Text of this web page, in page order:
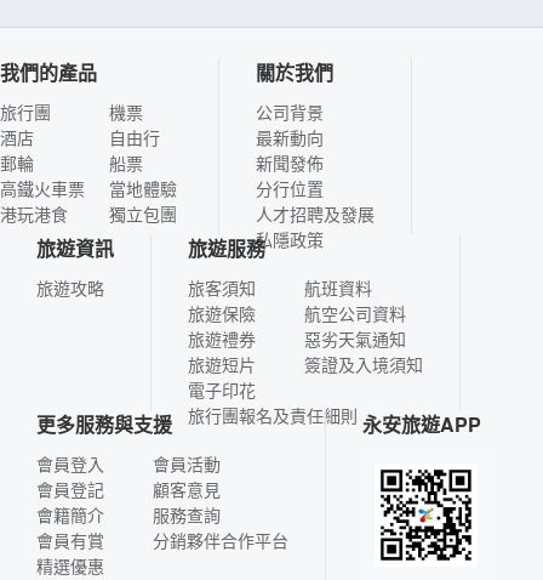
我們的產品
旅行團
酒店
郵輪
高鐵火車票
港玩港食
機票
自由行
船票
當地體驗
獨立包團
關於我們
公司背景
最新動向
新聞發佈
分行位置
人才招聘及發展
私隱政策
旅遊資訊
旅遊攻略
旅遊服務
旅客須知
旅遊保險
旅遊禮券
旅遊短片
電子印花
航班資料
航空公司資料
惡劣天氣通知
簽證及入境須知
旅行團報名及責任細則
更多服務與支援
會員登入
會員登記
會籍簡介
會員有賞
精選優惠
會員活動
顧客意見
服務查詢
分銷夥伴合作平台
永安旅遊APP